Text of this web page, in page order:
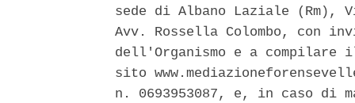
sede di Albano Laziale (Rm),
Avv. Rossella Colombo, con
dell'Organismo e a
sito
n. 0693953087, e, in caso di